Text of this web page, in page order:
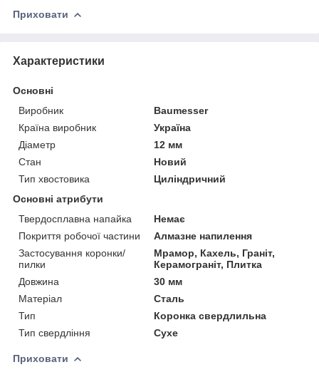
Приховати
Характеристики
Основні
Виробник
Baumesser
Країна виробник
Україна
Діаметр
12 мм
Стан
Новий
Тип хвостовика
Циліндричний
Основні атрибути
Твердосплавна напайка
Немає
Покриття робочої частини
Алмазне напилення
Застосування коронки/
пилки
Мрамор, Кахель, Граніт,
Керамограніт, Плитка
Довжина
30 мм
Матеріал
Сталь
Тип
Коронка свердлильна
Тип свердління
Сухе
Приховати